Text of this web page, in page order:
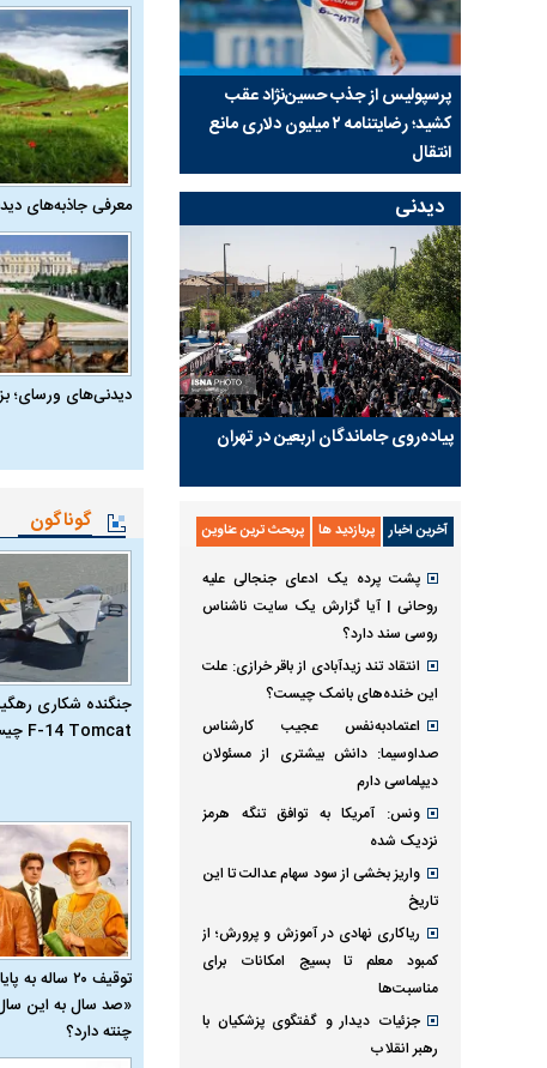
معرفی جاذبه‌های
دیدنی‌های ورسای؛
گوناگون
جنگنده شکاری
F-14 Tomcat چیست؟
توقیف ۲۰ ساله
«صد سال به این
چنته دارد؟
پرسپولیس از جذب حسین‌نژاد عقب
کشید؛ رضایتنامه ۲ میلیون دلاری مانع
انتقال
بازی‌های لیگ برتر
برگزار می‌شود
دیدنی
پیاده‌روی جاماندگان اربعین در تهران
آخرین اخبار پربازدید ها پربحث ترین عناوین
پشت پرده یک ادعای جنجالی علیه
روحانی | آیا گزارش یک سایت ناشناس
روسی سند دارد؟
انتقاد تند زیدآبادی از باقر خرازی: علت
این خنده‌های بانمک چیست؟
اعتمادبه‌نفس عجیب کارشناس
صداوسیما: دانش بیشتری از مسئولان
دیپلماسی دارم
ونس: آمریکا به توافق تنگه هرمز
نزدیک شده
واریز بخشی از سود سهام عدالت تا این
تاریخ
ریاکاری نهادی در آموزش و پرورش؛ از
کمبود معلم تا بسیج امکانات برای
مناسبت‌ها
جزئیات دیدار و گفتگوی پزشکیان با
رهبر انقلاب